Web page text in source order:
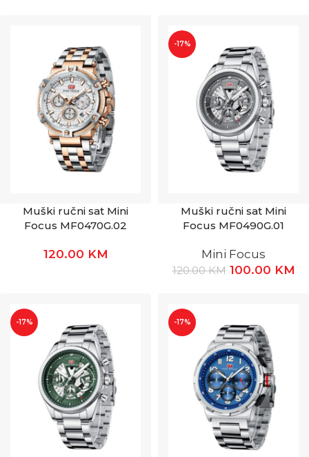
Muški ručni sat Mini
Focus MF0470G.02
120.00 KM
-17%
Muški ručni sat Mini
Focus MF0490G.01
Mini Focus
120.00KM 100.00 KM
-17% -17%